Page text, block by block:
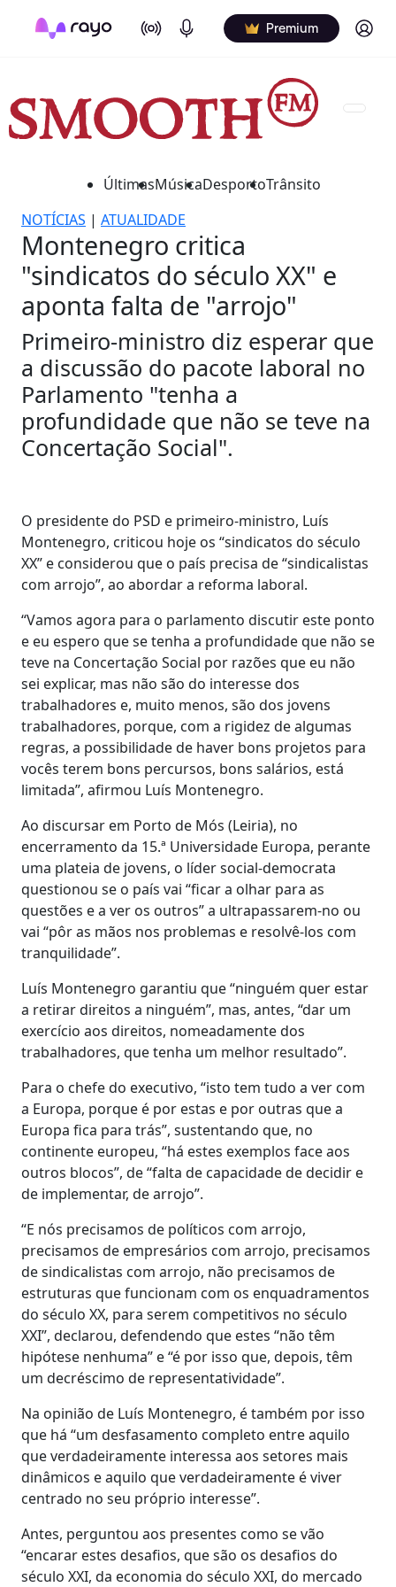
On Air Podcasts Premium Log in
ÚltimasMúsicaDesportoTrânsito
NOTÍCIAS | ATUALIDADE
Montenegro critica
"sindicatos do século XX" e
aponta falta de "arrojo"
Primeiro-ministro diz esperar que
a discussão do pacote laboral no
Parlamento "tenha a
profundidade que não se teve na
Concertação Social".
O presidente do PSD e primeiro-ministro, Luís
Montenegro, criticou hoje os “sindicatos do século
XX” e considerou que o país precisa de “sindicalistas
com arrojo”, ao abordar a reforma laboral.
“Vamos agora para o parlamento discutir este ponto
e eu espero que se tenha a profundidade que não se
teve na Concertação Social por razões que eu não
sei explicar, mas não são do interesse dos
trabalhadores e, muito menos, são dos jovens
trabalhadores, porque, com a rigidez de algumas
regras, a possibilidade de haver bons projetos para
vocês terem bons percursos, bons salários, está
limitada”, afirmou Luís Montenegro.
Ao discursar em Porto de Mós (Leiria), no
encerramento da 15.ª Universidade Europa, perante
uma plateia de jovens, o líder social-democrata
questionou se o país vai “ficar a olhar para as
questões e a ver os outros” a ultrapassarem-no ou
vai “pôr as mãos nos problemas e resolvê-los com
tranquilidade”.
Luís Montenegro garantiu que “ninguém quer estar
a retirar direitos a ninguém”, mas, antes, “dar um
exercício aos direitos, nomeadamente dos
trabalhadores, que tenha um melhor resultado”.
Para o chefe do executivo, “isto tem tudo a ver com
a Europa, porque é por estas e por outras que a
Europa fica para trás”, sustentando que, no
continente europeu, “há estes exemplos face aos
outros blocos”, de “falta de capacidade de decidir e
de implementar, de arrojo”.
“E nós precisamos de políticos com arrojo,
precisamos de empresários com arrojo, precisamos
de sindicalistas com arrojo, não precisamos de
estruturas que funcionam com os enquadramentos
do século XX, para serem competitivos no século
XXI”, declarou, defendendo que estes “não têm
hipótese nenhuma” e “é por isso que, depois, têm
um decréscimo de representatividade”.
Na opinião de Luís Montenegro, é também por isso
que há “um desfasamento completo entre aquilo
que verdadeiramente interessa aos setores mais
dinâmicos e aquilo que verdadeiramente é viver
centrado no seu próprio interesse”.
Antes, perguntou aos presentes como se vão
“encarar estes desafios, que são os desafios do
século XXI, da economia do século XXI, do mercado